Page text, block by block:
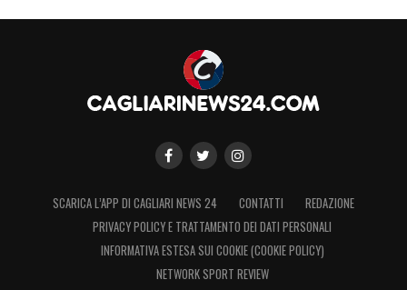
SCARICA L’APP DI CAGLIARI NEWS 24 CONTATTI
REDAZIONE
PRIVACY POLICY E TRATTAMENTO DEI DATI PERSONALI
INFORMATIVA ESTESA SUI COOKIE (COOKIE POLICY)
NETWORK SPORT REVIEW